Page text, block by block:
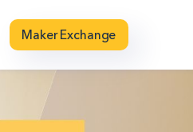
Maker Exchange